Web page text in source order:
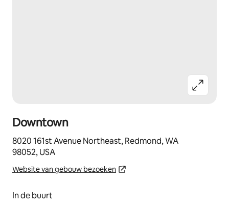
Downtown
8020 161st Avenue Northeast, Redmond, WA
98052, USA
Website van gebouw bezoeken
In de buurt